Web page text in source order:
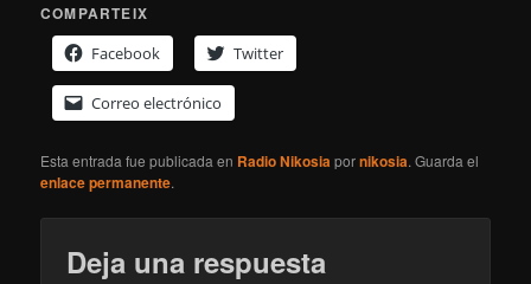
COMPARTEIX
Facebook
Twitter
Correo electrónico
Esta entrada fue publicada en Radio Nikosiapornikosia. Guarda el
enlace permanente.
Deja una respuesta